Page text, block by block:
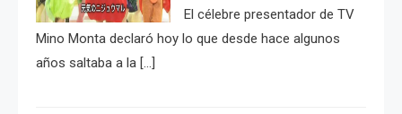
El célebre presentador de TV
Mino Monta declaró hoy lo que desde hace algunos
años saltaba a la […]